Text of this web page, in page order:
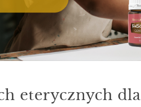
eterycznych dla